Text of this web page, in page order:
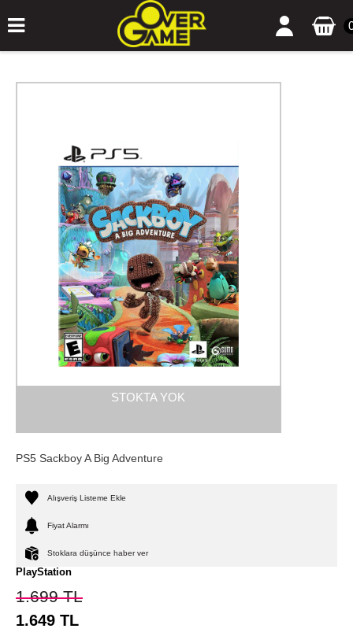
STOKTA YOK
PS5 Sackboy A Big Adventure
Alışveriş Listeme Ekle
Fiyat Alarmı
Stoklara düşünce haber ver
PlayStation
1.699TL
1.649 TL